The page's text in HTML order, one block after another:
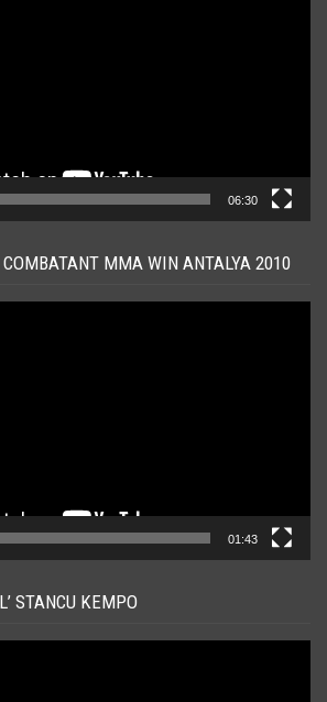
06:30
MMA WIN ANTALYA 2010
01:43
STANCU KEMPO